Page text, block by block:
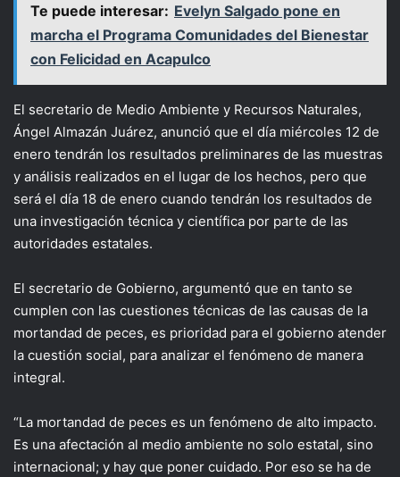
Te puede interesar: Evelyn Salgado pone en
marcha el Programa Comunidades del Bienestar
con Felicidad en Acapulco
El secretario de Medio Ambiente y Recursos Naturales,
Ángel Almazán Juárez, anunció que el día miércoles 12 de
enero tendrán los resultados preliminares de las muestras
y análisis realizados en el lugar de los hechos, pero que
será el día 18 de enero cuando tendrán los resultados de
una investigación técnica y científica por parte de las
autoridades estatales.
El secretario de Gobierno, argumentó que en tanto se
cumplen con las cuestiones técnicas de las causas de la
mortandad de peces, es prioridad para el gobierno atender
la cuestión social, para analizar el fenómeno de manera
integral.
“La mortandad de peces es un fenómeno de alto impacto.
Es una afectación al medio ambiente no solo estatal, sino
internacional; y hay que poner cuidado. Por eso se ha de